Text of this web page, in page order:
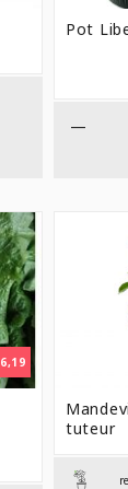
Pot
—
6,19
tuteur